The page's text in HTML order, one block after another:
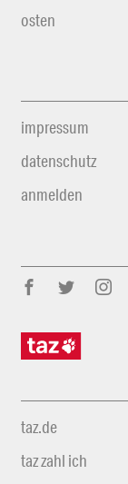
osten
impressum
datenschutz
anmelden
taz.de
taz zahl ich